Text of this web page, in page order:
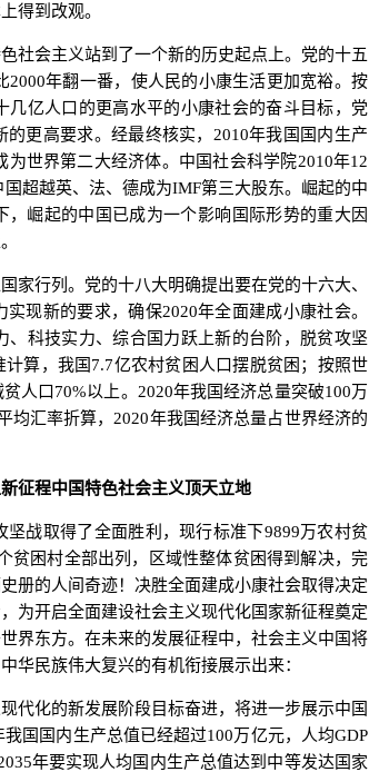
得到改观。
会主义站到了一个新的历史起点上。党的十五
年翻一番，使人民的小康生活更加宽裕。按
亿人口的更高水平的小康社会的奋斗目标，党
更高要求。经最终核实，2010年我国国内生产
世界第二大经济体。中国社会科学院2010年12
超越英、法、德成为IMF第三大股东。崛起的中
崛起的中国已成为一个影响国际形势的重大因
行列。党的十八大明确提出要在党的十六大、
现新的要求，确保2020年全面建成小康社会。
、科技实力、综合国力跃上新的台阶，脱贫攻坚
算，我国7.7亿农村贫困人口摆脱贫困；按照世
人口70%以上。2020年我国经济总量突破100万
均汇率折算，2020年我国经济总量占世界经济的
征程中国特色社会主义顶天立地
战取得了全面胜利，现行标准下9899万农村贫
贫困村全部出列，区域性整体贫困得到解决，完
册的人间奇迹！决胜全面建成小康社会取得决定
为开启全面建设社会主义现代化国家新征程奠定
界东方。在未来的发展征程中，社会主义中国将
华民族伟大复兴的有机衔接展示出来：
化的新发展阶段目标奋进，将进一步展示中国
国国内生产总值已经超过100万亿元，人均GDP
年要实现人均国内生产总值达到中等发达国家